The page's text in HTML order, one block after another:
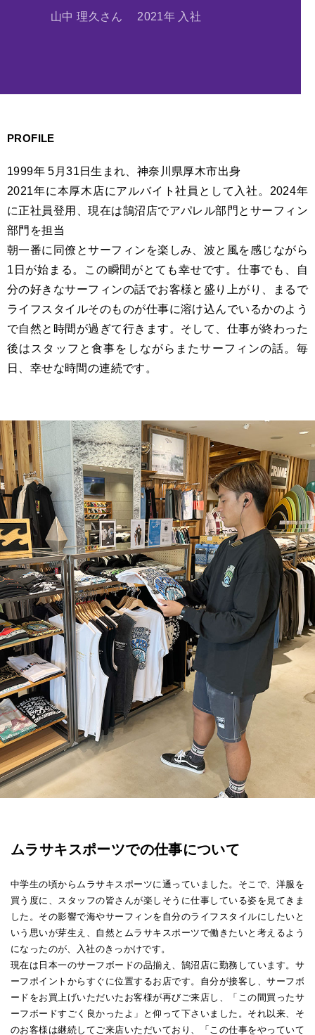
山中 理久さん 2021年 入社
PROFILE
1999年 5月31日生まれ、神奈川県厚木市出身
2021年に本厚木店にアルバイト社員として入社。2024年
に正社員登用、現在は鵠沼店でアパレル部門とサーフィン
部門を担当
朝一番に同僚とサーフィンを楽しみ、波と風を感じながら
1日が始まる。この瞬間がとても幸せです。仕事でも、自
分の好きなサーフィンの話でお客様と盛り上がり、まるで
ライフスタイルそのものが仕事に溶け込んでいるかのよう
で自然と時間が過ぎて行きます。そして、仕事が終わった
後はスタッフと食事をしながらまたサーフィンの話。毎
日、幸せな時間の連続です。
ムラサキスポーツでの仕事について
中学生の頃からムラサキスポーツに通っていました。そこで、洋服を
買う度に、スタッフの皆さんが楽しそうに仕事している姿を見てきま
した。その影響で海やサーフィンを自分のライフスタイルにしたいと
いう思いが芽生え、自然とムラサキスポーツで働きたいと考えるよう
になったのが、入社のきっかけです。
現在は日本一のサーフボードの品揃え、鵠沼店に勤務しています。サ
ーフポイントからすぐに位置するお店です。自分が接客し、サーフボ
ードをお買上げいただいたお客様が再びご来店し、「この間買ったサ
ーフボードすごく良かったよ」と仰って下さいました。それ以来、そ
のお客様は継続してご来店いただいており、「この仕事をやっていて